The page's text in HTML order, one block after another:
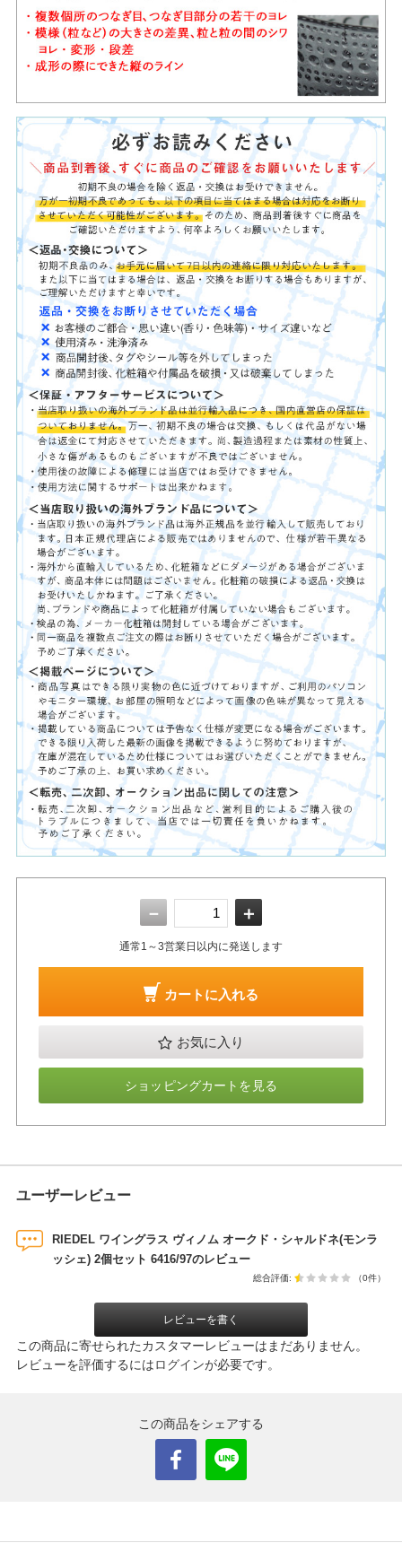
－ ＋
通常1～3営業日以内に発送します
カートに入れる
お気に入り
ショッピングカートを見る
ユーザーレビュー
RIEDEL ワイングラス ヴィノム オークド・シャルドネ(モンラ
ッシェ) 2個セット 6416/97のレビュー
総合評価: （0件）
レビューを書く
この商品に寄せられたカスタマーレビューはまだありません。
レビューを評価するにはログインが必要です。
この商品をシェアする